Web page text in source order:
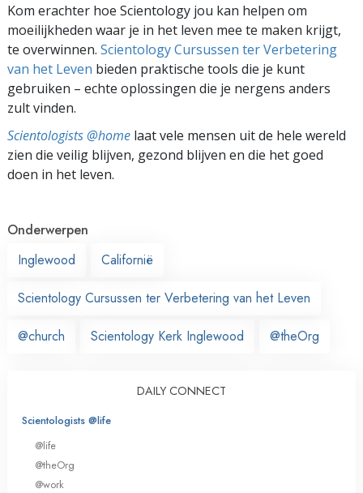
Kom erachter hoe Scientology jou kan helpen om
moeilijkheden waar je in het leven mee te maken krijgt,
te overwinnen. Scientology Cursussen ter Verbetering
van het Leven bieden praktische tools die je kunt
gebruiken – echte oplossingen die je nergens anders
zult vinden.
Scientologists @home laat vele mensen uit de hele wereld
zien die veilig blijven, gezond blijven en die het goed
doen in het leven.
Onderwerpen
Inglewood
Californië
Scientology Cursussen ter Verbetering van het Leven
@church Scientology Kerk Inglewood @theOrg
DAILY CONNECT
Scientologists @life
@life
@theOrg
@work